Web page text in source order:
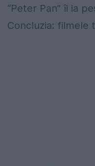
“Peter Pan” îi ia
Concluzia: filmele